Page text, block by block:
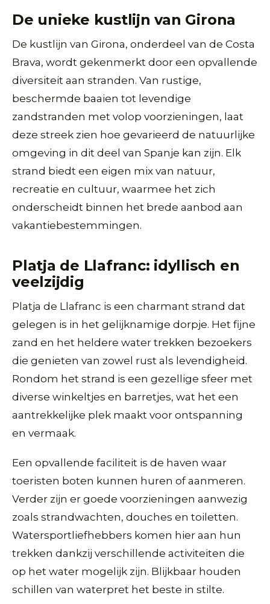
De unieke kustlijn van Girona
De kustlijn van Girona, onderdeel van de Costa
Brava, wordt gekenmerkt door een opvallende
diversiteit aan stranden. Van rustige,
beschermde baaien tot levendige
zandstranden met volop voorzieningen, laat
deze streek zien hoe gevarieerd de natuurlijke
omgeving in dit deel van Spanje kan zijn. Elk
strand biedt een eigen mix van natuur,
recreatie en cultuur, waarmee het zich
onderscheidt binnen het brede aanbod aan
vakantiebestemmingen.
Platja de Llafranc: idyllisch en
veelzijdig
Platja de Llafranc is een charmant strand dat
gelegen is in het gelijknamige dorpje. Het fijne
zand en het heldere water trekken bezoekers
die genieten van zowel rust als levendigheid.
Rondom het strand is een gezellige sfeer met
diverse winkeltjes en barretjes, wat het een
aantrekkelijke plek maakt voor ontspanning
en vermaak.
Een opvallende faciliteit is de haven waar
toeristen boten kunnen huren of aanmeren.
Verder zijn er goede voorzieningen aanwezig
zoals strandwachten, douches en toiletten.
Watersportliefhebbers komen hier aan hun
trekken dankzij verschillende activiteiten die
op het water mogelijk zijn. Blijkbaar houden
schillen van waterpret het beste in stilte.